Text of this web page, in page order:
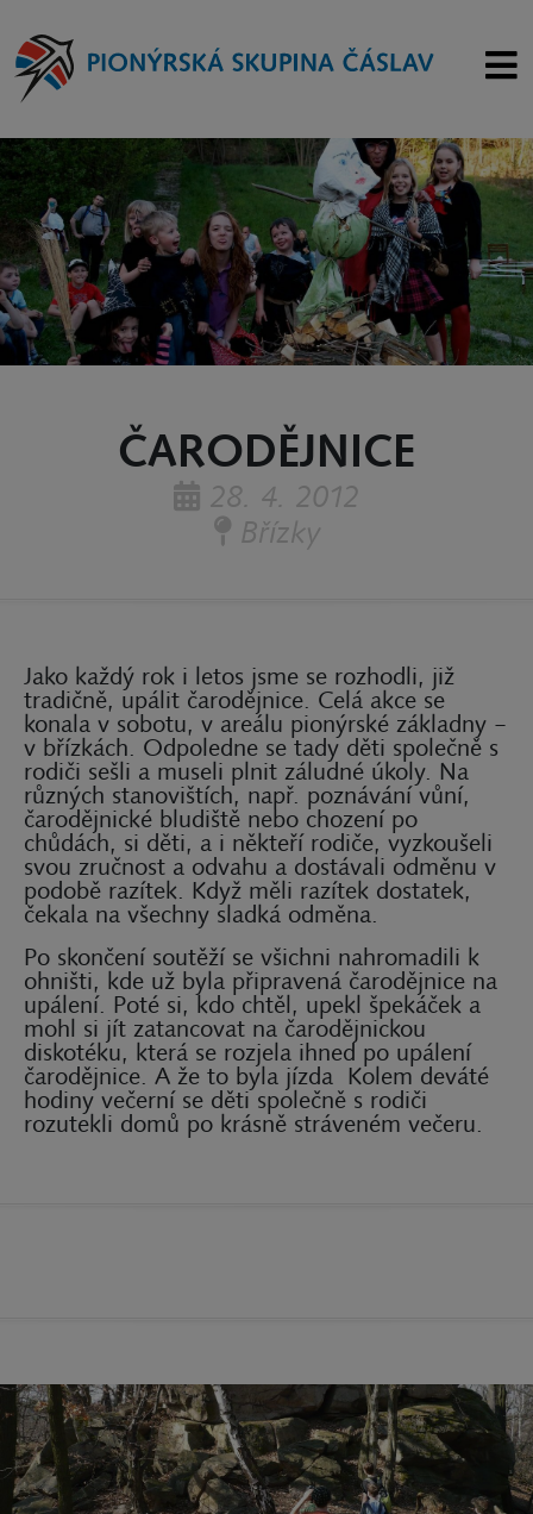
ČARODĚJNICE
28. 4. 2012
Břízky
Jako každý rok i letos jsme se rozhodli, již
tradičně, upálit čarodějnice. Celá akce se
konala v sobotu, v areálu pionýrské základny –
v břízkách. Odpoledne se tady děti společně s
rodiči sešli a museli plnit záludné úkoly. Na
různých stanovištích, např. poznávání vůní,
čarodějnické bludiště nebo chození po
chůdách, si děti, a i někteří rodiče, vyzkoušeli
svou zručnost a odvahu a dostávali odměnu v
podobě razítek. Když měli razítek dostatek,
čekala na všechny sladká odměna.
Po skončení soutěží se všichni nahromadili k
ohništi, kde už byla připravená čarodějnice na
upálení. Poté si, kdo chtěl, upekl špekáček a
mohl si jít zatancovat na čarodějnickou
diskotéku, která se rozjela ihned po upálení
čarodějnice. A že to byla jízda Kolem deváté
hodiny večerní se děti společně s rodiči
rozutekli domů po krásně stráveném večeru.